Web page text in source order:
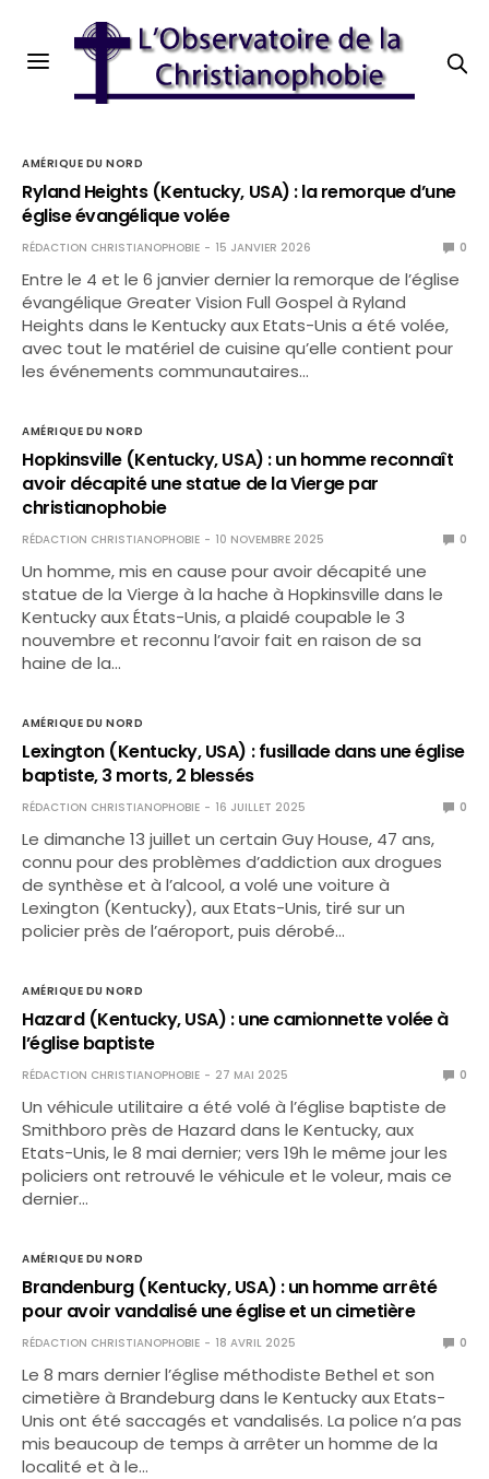
AMÉRIQUE DU NORD
Ryland Heights (Kentucky, USA) : la remorque d’une
église évangélique volée
RÉDACTION CHRISTIANOPHOBIE 15 JANVIER 2026 0
Entre le 4 et le 6 janvier dernier la remorque de l’église
évangélique Greater Vision Full Gospel à Ryland
Heights dans le Kentucky aux Etats-Unis a été volée,
avec tout le matériel de cuisine qu’elle contient pour
les événements communautaires…
AMÉRIQUE DU NORD
Hopkinsville (Kentucky, USA) : un homme reconnaît
avoir décapité une statue de la Vierge par
christianophobie
RÉDACTION CHRISTIANOPHOBIE 10 NOVEMBRE 2025 0
Un homme, mis en cause pour avoir décapité une
statue de la Vierge à la hache à Hopkinsville dans le
Kentucky aux États-Unis, a plaidé coupable le 3
nouvembre et reconnu l’avoir fait en raison de sa
haine de la…
AMÉRIQUE DU NORD
Lexington (Kentucky, USA) : fusillade dans une église
baptiste, 3 morts, 2 blessés
RÉDACTION CHRISTIANOPHOBIE 16 JUILLET 2025 0
Le dimanche 13 juillet un certain Guy House, 47 ans,
connu pour des problèmes d’addiction aux drogues
de synthèse et à l’alcool, a volé une voiture à
Lexington (Kentucky), aux Etats-Unis, tiré sur un
policier près de l’aéroport, puis dérobé…
AMÉRIQUE DU NORD
Hazard (Kentucky, USA) : une camionnette volée à
l’église baptiste
RÉDACTION CHRISTIANOPHOBIE 27 MAI 2025 0
Un véhicule utilitaire a été volé à l’église baptiste de
Smithboro près de Hazard dans le Kentucky, aux
Etats-Unis, le 8 mai dernier; vers 19h le même jour les
policiers ont retrouvé le véhicule et le voleur, mais ce
dernier…
AMÉRIQUE DU NORD
Brandenburg (Kentucky, USA) : un homme arrêté
pour avoir vandalisé une église et un cimetière
RÉDACTION CHRISTIANOPHOBIE 18 AVRIL 2025 0
Le 8 mars dernier l’église méthodiste Bethel et son
cimetière à Brandeburg dans le Kentucky aux Etats-
Unis ont été saccagés et vandalisés. La police n’a pas
mis beaucoup de temps à arrêter un homme de la
localité et à le…